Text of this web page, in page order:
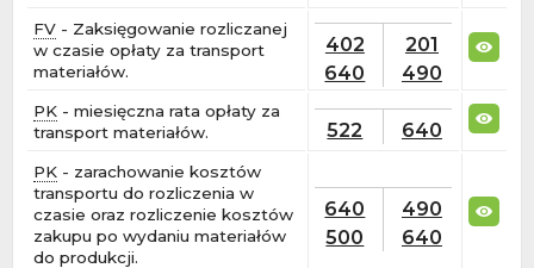
FV - Zaksięgowanie rozliczanej
w czasie opłaty za transport
materiałów.
402
640
201
490
PK - miesięczna rata opłaty za
transport materiałów.
522 640
PK - zarachowanie kosztów
transportu do rozliczenia w
czasie oraz rozliczenie kosztów
zakupu po wydaniu materiałów
do produkcji.
640
500
490
640